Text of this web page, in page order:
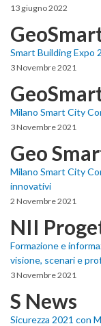
13 giugno 2022
Smart Building Expo
3 Novembre 2021
Milano Smart City
3 Novembre 2021
Geo
Milano Smart City
innovativi
2 Novembre 2021
NII
Formazione e
visione, scenari e
3 Novembre 2021
S News
Sicurezza 2021 con